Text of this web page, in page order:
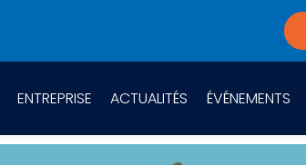
ENTREPRISE ACTUALITÉS ÉVÉNEMENTS